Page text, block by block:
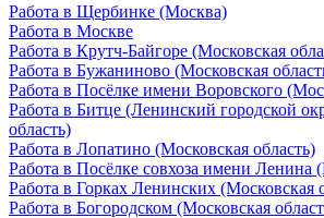
Работа в Щербинке (Москва)
Работа в Москве
Работа в Крутч-Байгоре (Московская
Работа в Бужаниново (Московская
Работа в Посёлке имени Воровского
Работа в Битце (Ленинский городской
область)
Работа в Лопатино (Московская область)
Работа в Посёлке совхоза имени Ленина
Работа в Горках Ленинских (Московская
Работа в Богородском (Московская